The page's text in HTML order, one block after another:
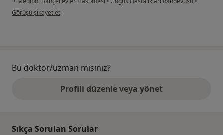
kullanıcının görüşüne göre ü.....
Görüşü şikayet et
Bu doktor/uzman mısınız?
Profili düzenle veya yönet
Sıkça Sorulan Sorular